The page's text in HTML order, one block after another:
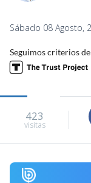
Sábado 08 Agosto,
Seguimos criterios de
423
visitas